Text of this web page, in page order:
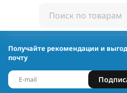
Получайте рекомендации и
почту